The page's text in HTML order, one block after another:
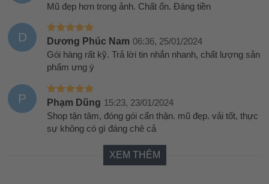
Mũ đẹp hơn trong ảnh. Chất ổn. Đáng tiền
D Dương Phúc Nam 06:36, 25/01/2024
Gói hàng rất kỹ. Trả lời tin nhắn nhanh, chất lượng sản
phẩm ưng ý
P Phạm Dũng 15:23, 23/01/2024
Shop tận tâm, đóng gói cẩn thận. mũ đẹp. vải tốt, thực
sự không có gì đáng chê cả
XEM THÊM